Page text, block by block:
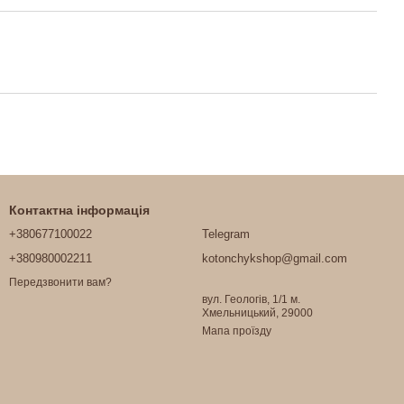
Контактна інформація
+380677100022
+380980002211
Передзвонити вам?
Telegram
kotonchykshop@gmail.com
вул. Геологів, 1/1 м.
Хмельницький, 29000
Мапа проїзду